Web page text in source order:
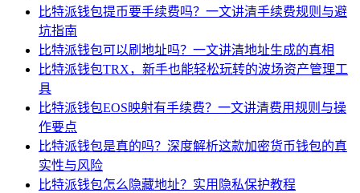
比特派钱包提币要手续费吗？一文讲清手续费规则与避
坑指南
比特派钱包可以刷地址吗？一文讲清地址生成的真相
比特派钱包TRX，新手也能轻松玩转的波场资产管理工
具
比特派钱包EOS映射有手续费？一文讲清费用规则与操
作要点
比特派钱包是真的吗？深度解析这款加密货币钱包的真
实性与风险
比特派钱包怎么隐藏地址？实用隐私保护教程